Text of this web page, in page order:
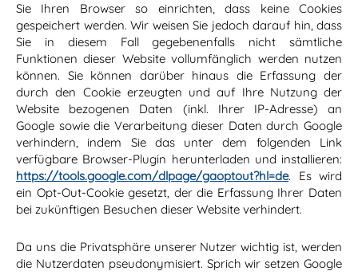
Sie Ihren Browser so einrichten, dass keine Cookies
gespeichert werden. Wir weisen Sie jedoch darauf hin, dass
Sie in diesem Fall gegebenenfalls nicht sämtliche
Funktionen dieser Website vollumfänglich werden nutzen
können. Sie können darüber hinaus die Erfassung der
durch den Cookie erzeugten und auf Ihre Nutzung der
Website bezogenen Daten (inkl. Ihrer IP-Adresse) an
Google sowie die Verarbeitung dieser Daten durch Google
verhindern, indem Sie das unter dem folgenden Link
verfügbare Browser-Plugin herunterladen und installieren:
https://tools.google.com/dlpage/gaoptout?hl=de. Es wird
ein Opt-Out-Cookie gesetzt, der die Erfassung Ihrer Daten
bei zukünftigen Besuchen dieser Website verhindert.
Da uns die Privatsphäre unserer Nutzer wichtig ist, werden
die Nutzerdaten pseudonymisiert. Sprich wir setzen Google